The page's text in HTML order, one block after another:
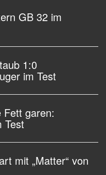
GB 32 im
1:0
im Test
Fett garen:
Test
mit „Matter“ von